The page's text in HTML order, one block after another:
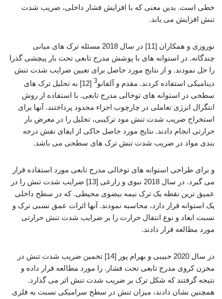
خطی است. بدین معنی که با افزایش فشار داخلی، ضریب شدت
تنش افزایش می یابد.
نوروزی و همکاران [11] در سال 2018 مسئله ترک های میانی
چندگانه. در استوانه های با پوشش مدرج تابعی تحت بار پیچشی گذرا
را حل نمودند. و از نتایج مورد حاصل برای تعیین ضرایب شدت تنش
دینامیکی استفاده کردند. مقدم و آلفانو3
[12] به تحلیل ترک های
سطحی در استوانه های توخالی مدرج تابعی. با استفاده از روش
انتگرال انرژی تعاملی در چارچوب اجزاء محدود پرداختند. آنها برای
استخراج ضریب شدت تنش مود ترکیبی، تحلیل را در معرض بار
حرارتی انجام دادند. نتایج مورد حاصل حاکی از ایفای نقش درجه
بندی مواد در ضریب شدت تنش ترک های سطحی می باشد.
و برای طراحی استوانه های توخالی مدرج تابعی مورد استفاده قرار
می گیرد. در سال 2018 نبوی و زارعی [13] ضرایب شدت تنش را در
عمیق ترین نقطه یک ترک نیمه بیضوی محیطی. که در سطح داخلی
یک استوانه قرار دارد، محاسبه نمودند. آنها اثرات عمق نسبی ترک و
نسبت ابعاد و نوع انتقال حرارت را بر ضرایب شدت تنش حرارتی
مورد مطالعه قرار دادند.
در سال 2020 حبیبی و بهرام پور [14] تخمین ضریب شدت تنش در
مخزن کروی مدرج تابعی تحت فشار. را مورد مطالعه قرار داده و
نتیجه گرفتند که شکل ترک بر ضریب شدت تنش اثر می گذارد.
همچنین نشان دادند، میزان تنش در سطح سرامیکی نسبت به فلزی